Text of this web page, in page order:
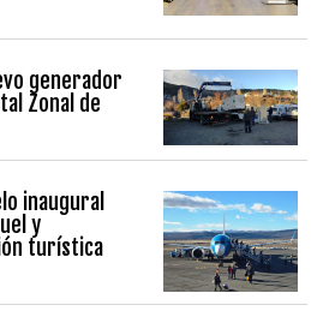
generador
Zonal de
inaugural
y
turística